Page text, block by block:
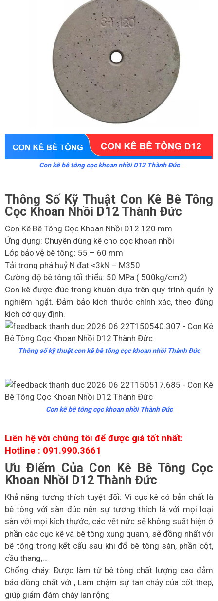
Con kê bê tông cọc khoan nhồi D12 Thành Đức
Thông Số Kỹ Thuật Con Kê Bê Tông
Cọc Khoan Nhồi D12 Thành Đức
Con Kê Bê Tông Cọc Khoan Nhồi D12 120 mm
Ứng dụng: Chuyên dùng kê cho cọc khoan nhồi
Lớp bảo vệ bê tông: 55 – 60 mm
Tải trọng phá huỷ N đạt <3kN – M350
Cường độ bê tông tối thiểu: 50 MPa ( 500kg/cm2)
Con kê được đúc trong khuôn dựa trên quy trình quản lý
nghiêm ngặt. Đảm bảo kích thước chính xác, theo đúng
kích cỡ quy định.
Thông số kỹ thuật con kê bê tông cọc khoan nhồi Thành Đức
Con kê bê tông cọc khoan nhồi Thành Đức
Liên hệ với chúng tôi để được giá tốt nhất:
Hotline : 091.990.3661
Ưu Điểm Của Con Kê Bê Tông Cọc
Khoan Nhồi D12 Thành Đức
Khả năng tương thích tuyệt đối: Vì cục kê có bản chất là
bê tông với sàn đúc nên sự tương thích là với mọi loại
sàn với mọi kích thước, các vết nức sẽ không suất hiện ở
phần các cục kê và bê tông xung quanh, sẽ đồng nhất với
bê tông trong kết cấu sau khi đổ bê tông sàn, phần cột,
cầu thang,…
Chống cháy: Được làm từ bê tông chất lượng cao đảm
bảo đồng chất với , Làm chậm sự tan chảy của cốt thép,
giúp giảm đám cháy lan rộng